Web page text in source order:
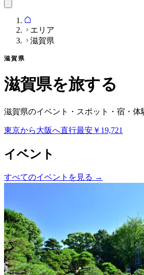
エリア
滋賀県
滋賀県
滋賀県を旅する
滋賀県のイベント・スポット・宿・体
東京から大阪へ直行最安 ￥19,721
イベント
すべてのイベントを見る →